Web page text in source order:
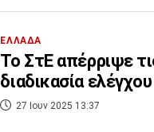
ΕΛΛΑΔΑ
Το ΣτΕ απέρριψε
διαδικασία
27 Ιουν 2025 13:37